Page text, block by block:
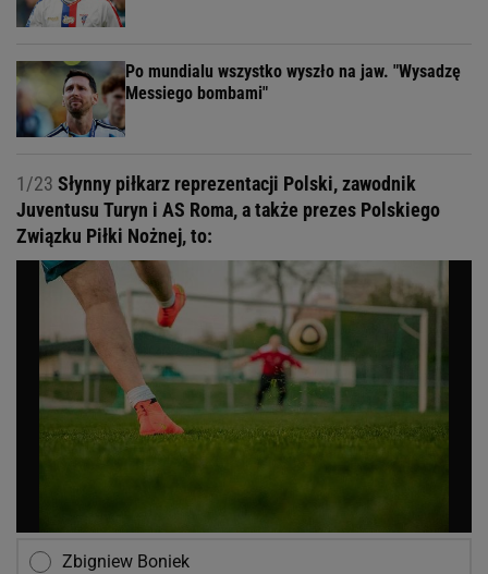
Po mundialu wszystko wyszło na jaw. "Wysadzę
Messiego bombami"
1/23 Słynny piłkarz reprezentacji Polski, zawodnik
Juventusu Turyn i AS Roma, a także prezes Polskiego
Związku Piłki Nożnej, to:
Zbigniew Boniek